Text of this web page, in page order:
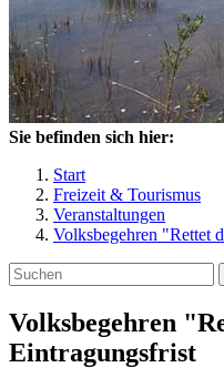
Sie befinden sich hier:
Start
Freizeit & Tourismus
Veranstaltungen
Volksbegehren "Rettet
Volksbegehren
Eintragungsfrist